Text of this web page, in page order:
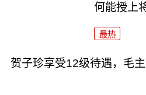
何能授上
最热
贺子珍享受12级待遇，毛